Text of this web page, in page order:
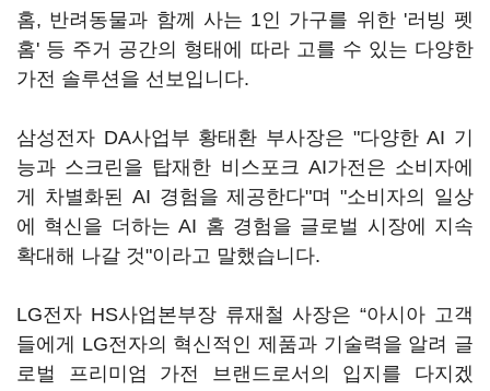
홈, 반려동물과 함께 사는 1인 가구를 위한 '러빙 펫
홈' 등 주거 공간의 형태에 따라 고를 수 있는 다양한
가전 솔루션을 선보입니다.
삼성전자 DA사업부 황태환 부사장은 "다양한 AI 기
능과 스크린을 탑재한 비스포크 AI가전은 소비자에
게 차별화된 AI 경험을 제공한다"며 "소비자의 일상
에 혁신을 더하는 AI 홈 경험을 글로벌 시장에 지속
확대해 나갈 것"이라고 말했습니다.
LG전자 HS사업본부장 류재철 사장은 “아시아 고객
들에게 LG전자의 혁신적인 제품과 기술력을 알려 글
로벌 프리미엄 가전 브랜드로서의 입지를 다지겠